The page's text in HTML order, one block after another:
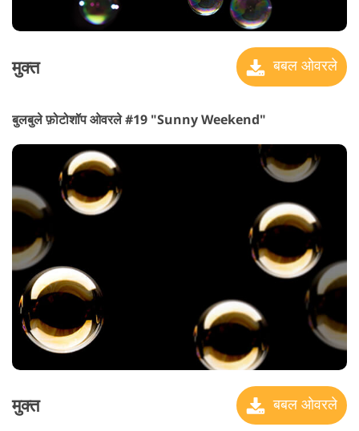
मुक्त बबल ओवरले
बुलबुले फ़ोटोशॉप ओवरले #19 "Sunny Weekend"
मुक्त बबल ओवरले